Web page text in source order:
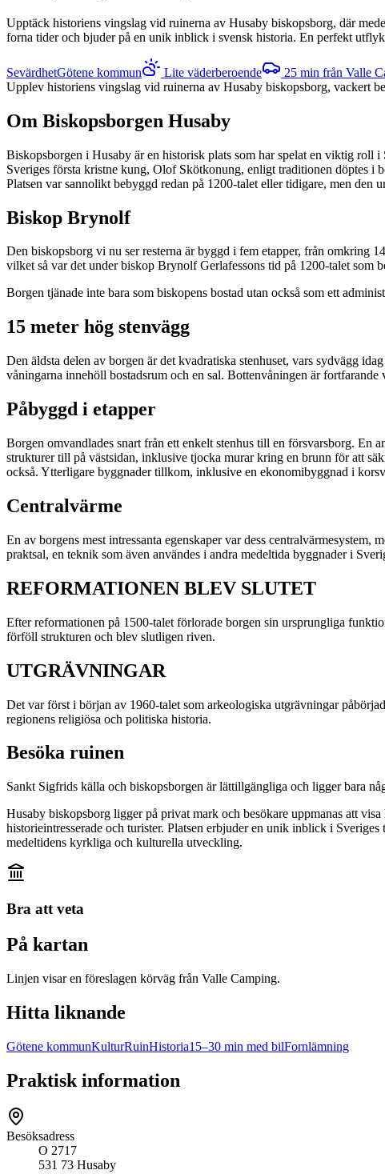
Upptäck historiens vingslag vid ruinerna av Husaby biskopsborg, där
forna tider och bjuder på en unik inblick i svensk historia. En perfekt
SevärdhetGötene kommun Lite väderberoende 25 min från Valle
Upplev historiens vingslag vid ruinerna av Husaby biskopsborg, vackert
Om Biskopsborgen Husaby
Biskopsborgen i Husaby är en historisk plats som har spelat en viktig roll
Sveriges första kristne kung, Olof Skötkonung, enligt traditionen döptes i
Platsen var sannolikt bebyggd redan på 1200-talet eller tidigare, men den
Biskop Brynolf
Den biskopsborg vi nu ser resterna är byggd i fem etapper, från omkring
vilket så var det under biskop Brynolf Gerlafessons tid på 1200-talet som
Borgen tjänade inte bara som biskopens bostad utan också som ett
15 meter hög stenvägg
Den äldsta delen av borgen är det kvadratiska stenhuset, vars sydvägg
våningarna innehöll bostadsrum och en sal. Bottenvåningen är fortfarande
Påbyggd i etapper
Borgen omvandlades snart från ett enkelt stenhus till en försvarsborg. En
strukturer till på västsidan, inklusive tjocka murar kring en brunn för att
också. Ytterligare byggnader tillkom, inklusive en ekonomibyggnad i
Centralvärme
En av borgens mest intressanta egenskaper var dess
praktsal, en teknik som även användes i andra medeltida byggnader i
REFORMATIONEN BLEV SLUTET
Efter reformationen på 1500-talet förlorade borgen sin ursprungliga
förföll strukturen och blev slutligen riven.
UTGRÄVNINGAR
Det var först i början av 1960-talet som arkeologiska utgrävningar
regionens religiösa och politiska historia.
Besöka ruinen
Sankt Sigfrids källa och biskopsborgen är lättillgängliga och ligger bara
Husaby biskopsborg ligger på privat mark och besökare uppmanas att
historieintresserade och turister. Platsen erbjuder en unik inblick i
medeltidens kyrkliga och kulturella utveckling.
Bra att veta
På kartan
Linjen visar en föreslagen körväg från Valle Camping.
Hitta liknande
Götene kommunKulturRuinHistoria15–30 min med bilFornlämning
Praktisk information
Besöksadress
O 2717
531 73 Husaby